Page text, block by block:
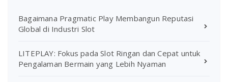
Bagaimana Pragmatic Play Membangun Reputasi
Global di Industri Slot
LITEPLAY: Fokus pada Slot Ringan dan Cepat untuk
Pengalaman Bermain yang Lebih Nyaman